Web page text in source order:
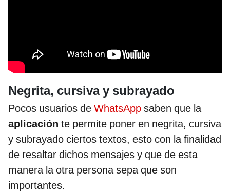
Negrita, cursiva y subrayado
Pocos usuarios de WhatsApp saben que la
aplicación te permite poner en negrita, cursiva
y subrayado ciertos textos, esto con la finalidad
de resaltar dichos mensajes y que de esta
manera la otra persona sepa que son
importantes.